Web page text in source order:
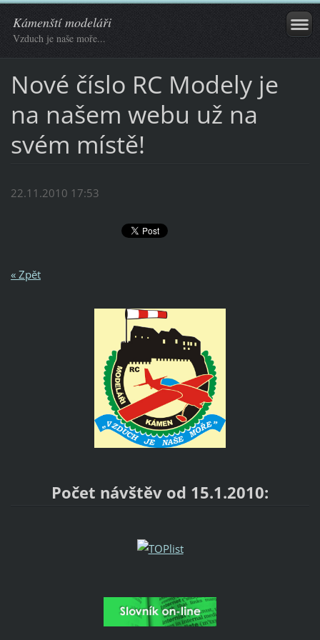
Kámenští modeláři
Vzduch je naše moře...
Nové číslo RC Modely je
na našem webu už na
svém místě!
22.11.2010 17:53
« Zpět
Počet návštěv od 15.1.2010: